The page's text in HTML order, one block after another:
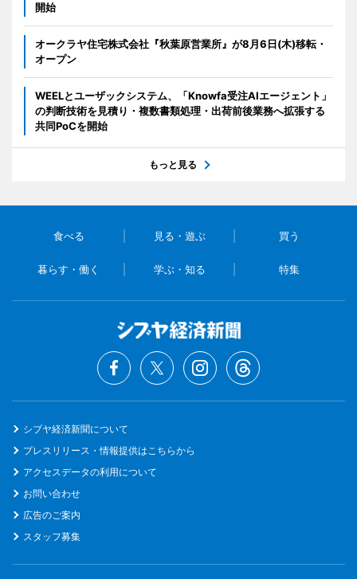
開始
オークラヤ住宅株式会社『秋葉原営業所』が8月6日(木)移転・
オープン
WEELとユーザックシステム、「Knowfa受注AIエージェント」
の判断技術を見積り・複数書類処理・出荷前後業務へ拡張する
共同PoCを開始
もっと見る
食べる 見る・遊ぶ 買う
暮らす・働く 学ぶ・知る 特集
シブヤ経済新聞について
プレスリリース・情報提供はこちらから
アクセスデータの利用について
お問い合わせ
広告のご案内
スタッフ募集